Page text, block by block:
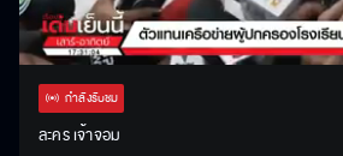
UnmuteStream
กำลังรับชม
ละคร เจ้าจอม